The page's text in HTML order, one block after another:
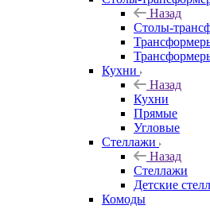
Назад
Столы-
Кухни
Назад
Кухни
Прямые
Угловые
Стеллажи
Назад
Стеллажи
Детские
Комоды